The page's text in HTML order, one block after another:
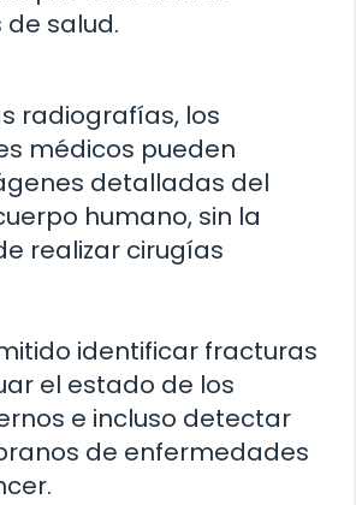
salud.
radiografías, los
médicos pueden
detalladas del
humano, sin la
realizar cirugías
identificar fracturas
el estado de los
e incluso detectar
de enfermedades